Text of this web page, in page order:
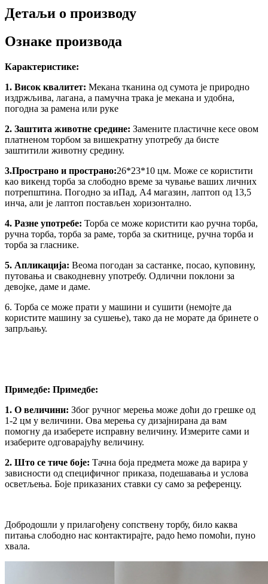
Детаљи о производу
Ознаке производа
Карактеристике:
1. Висок квалитет: Мекана тканина од сумота је природно
издржљива, лагана, а памучна трака је мекана и удобна,
погодна за рамена или руке
2. Заштита животне средине: Замените пластичне кесе овом
платненом торбом за вишекратну употребу да бисте
заштитили животну средину.
3.Пространо и пространо:26*23*10 цм. Може се користити
као викенд торба за слободно време за чување ваших личних
потрепштина. Погодно за иПад, А4 магазин, лаптоп од 13,5
инча, али је лаптоп постављен хоризонтално.
4. Разне употребе: Торба се може користити као ручна торба,
ручна торба, торба за раме, торба за скитнице, ручна торба и
торба за гласнике.
5. Апликација: Веома погодан за састанке, посао, куповину,
путовања и свакодневну употребу. Одлични поклони за
девојке, даме и даме.
6. Торба се може прати у машини и сушити (немојте да
користите машину за сушење), тако да не морате да бринете о
запрљању.
Примедбе: Примедбе:
1. О величини: Због ручног мерења може доћи до грешке од
1-2 цм у величини. Ова мерења су дизајнирана да вам
помогну да изаберете исправну величину. Измерите сами и
изаберите одговарајућу величину.
2. Што се тиче боје: Тачна боја предмета може да варира у
зависности од специфичног приказа, подешавања и услова
осветљења. Боје приказаних ставки су само за референцу.
Добродошли у прилагођену сопствену торбу, било каква
питања слободно нас контактирајте, радо ћемо помоћи, пуно
хвала.